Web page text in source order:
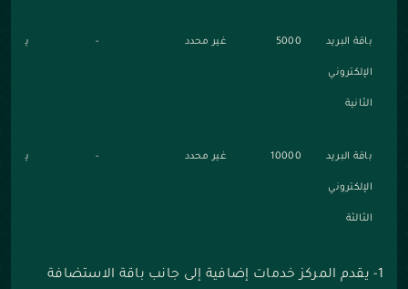
باقة البريد
الإلكتروني
الثانية
5000 غير محدد - يوجد
باقة البريد
الإلكتروني
الثالثة
10000 غير محدد - يوجد
1- يقدم المركز خدمات إضافية إلى جانب باقة الاستضافة